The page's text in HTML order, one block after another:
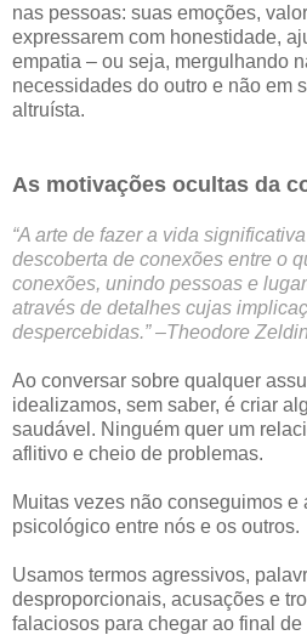
nas pessoas: suas emoções,
expressarem com honestidade,
empatia – ou seja, mergulhando
necessidades do outro e não em
altruísta.
As motivações ocultas da
“A arte de fazer a vida
descoberta de conexões entre o
conexões, unindo pessoas e
através de detalhes cujas
despercebidas.” –Theodore Zeldin
Ao conversar sobre qualquer
idealizamos, sem saber, é criar
saudável. Ninguém quer um
aflitivo e cheio de problemas.
Muitas vezes não conseguimos e
psicológico entre nós e os outros.
Usamos termos agressivos,
desproporcionais, acusações e
falaciosos para chegar ao final